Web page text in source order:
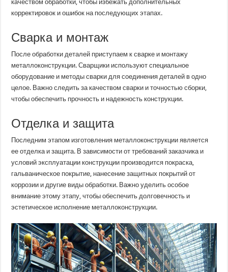
качеством обработки, чтобы избежать дополнительных
корректировок и ошибок на последующих этапах.
Сварка и монтаж
После обработки деталей приступаем к сварке и монтажу
металлоконструкции. Сварщики используют специальное
оборудование и методы сварки для соединения деталей в одно
целое. Важно следить за качеством сварки и точностью сборки,
чтобы обеспечить прочность и надежность конструкции.
Отделка и защита
Последним этапом изготовления металлоконструкции является
ее отделка и защита. В зависимости от требований заказчика и
условий эксплуатации конструкции производится покраска,
гальваническое покрытие, нанесение защитных покрытий от
коррозии и другие виды обработки. Важно уделить особое
внимание этому этапу, чтобы обеспечить долговечность и
эстетическое исполнение металлоконструкции.